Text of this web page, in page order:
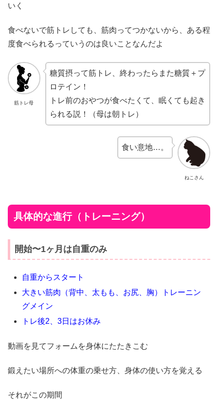
いく
食べないで筋トレしても、筋肉ってつかないから、ある程
度食べられるっていうのは良いことなんだよ
筋トレ母
糖質摂って筋トレ、終わったらまた糖質＋プ
ロテイン！
トレ前のおやつが食べたくて、眠くても起き
られる説！（母は朝トレ）
ねこさん
食い意地…。
具体的な進行（トレーニング）
開始〜1ヶ月は自重のみ
自重からスタート
大きい筋肉（背中、太もも、お尻、胸）トレーニン
グメイン
トレ後2、3日はお休み
動画を見てフォームを身体にたたきこむ
鍛えたい場所への体重の乗せ方、身体の使い方を覚える
それがこの期間